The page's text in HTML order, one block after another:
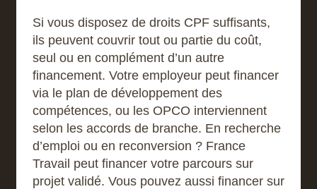
Si vous disposez de droits CPF suffisants,
ils peuvent couvrir tout ou partie du coût,
seul ou en complément d’un autre
financement. Votre employeur peut financer
via le plan de développement des
compétences, ou les OPCO interviennent
selon les accords de branche. En recherche
d’emploi ou en reconversion ? France
Travail peut financer votre parcours sur
projet validé. Vous pouvez aussi financer sur